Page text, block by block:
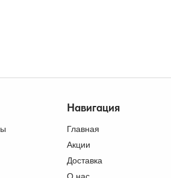
Навигация
Главная
Доставка
Акции